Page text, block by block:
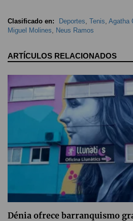
Clasificado en: Deportes, Tenis, Agatha
Miguel Molines, Neus Ramos
ARTÍCULOS RELACIONADOS
Dénia ofrece barranquismo